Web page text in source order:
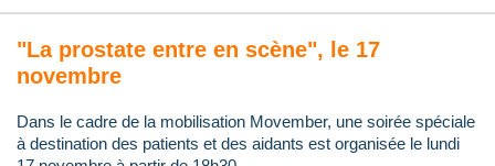
"La prostate entre en scène", le 17
novembre
Dans le cadre de la mobilisation Movember, une soirée spéciale
à destination des patients et des aidants est organisée le lundi